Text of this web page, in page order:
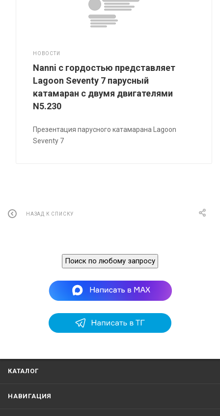
НОВОСТИ
Nanni с гордостью представляет
Lagoon Seventy 7 парусный
катамаран с двумя двигателями
N5.230
Презентация парусного катамарана Lagoon
Seventy 7
НАЗАД К СПИСКУ
Поиск по любому запросу
КАТАЛОГ
НАВИГАЦИЯ